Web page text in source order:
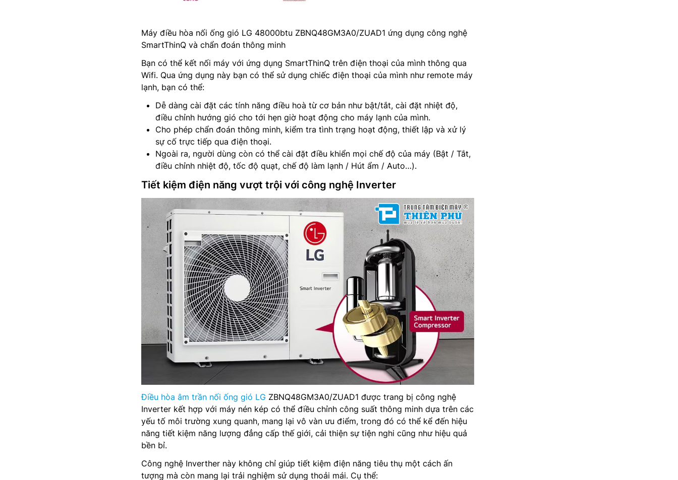
Máy điều hòa nối ống gió LG 48000btu ZBNQ48GM3A0/ZUAD1 ứng dụng công nghệ
SmartThinQ và chẩn đoán thông minh
Bạn có thể kết nối máy với ứng dụng SmartThinQ trên điện thoại của mình thông qua
Wifi. Qua ứng dụng này bạn có thể sử dụng chiếc điện thoại của mình như remote máy
lạnh, bạn có thể:
Dễ dàng cài đặt các tính năng điều hoà từ cơ bản như bật/tắt, cài đặt nhiệt độ,
điều chỉnh hướng gió cho tới hẹn giờ hoạt động cho máy lạnh của mình.
Cho phép chẩn đoán thông minh, kiểm tra tình trạng hoạt động, thiết lập và xử lý
sự cố trực tiếp qua điện thoại.
Ngoài ra, người dùng còn có thể cài đặt điều khiển mọi chế độ của máy (Bật / Tắt,
điều chỉnh nhiệt độ, tốc độ quạt, chế độ làm lạnh / Hút ẩm / Auto…).
Tiết kiệm điện năng vượt trội với công nghệ Inverter
Điều hòa âm trần nối ống gió LG ZBNQ48GM3A0/ZUAD1 được trang bị công nghệ
Inverter kết hợp với máy nén kép có thể điều chỉnh công suất thông minh dựa trên các
yếu tố môi trường xung quanh, mang lại vô vàn ưu điểm, trong đó có thể kể đến hiệu
năng tiết kiệm năng lượng đẳng cấp thế giới, cải thiện sự tiện nghi cũng như hiệu quả
bền bỉ.
Công nghệ Inverther này không chỉ giúp tiết kiệm điện năng tiêu thụ một cách ấn
tượng mà còn mang lại trải nghiệm sử dụng thoải mái. Cụ thể: